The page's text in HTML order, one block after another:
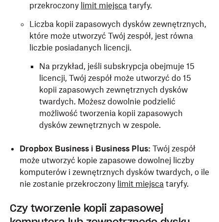
przekroczony limit miejsca taryfy.
Liczba kopii zapasowych dysków zewnętrznych,
które może utworzyć Twój zespół, jest równa
liczbie posiadanych licencji.
Na przykład, jeśli subskrypcja obejmuje 15
licencji, Twój zespół może utworzyć do 15
kopii zapasowych zewnętrznych dysków
twardych. Możesz dowolnie podzielić
możliwość tworzenia kopii zapasowych
dysków zewnętrznych w zespole.
Dropbox Business i Business Plus: Twój zespół
może utworzyć kopie zapasowe dowolnej liczby
komputerów i zewnętrznych dysków twardych, o ile
nie zostanie przekroczony limit miejsca taryfy.
Czy tworzenie kopii zapasowej